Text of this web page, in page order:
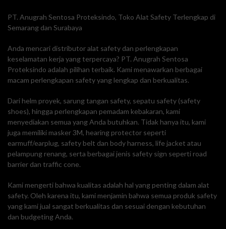
PT. Anugrah Sentosa Proteksindo, Toko Alat Safety Terlengkap di
Semarang dan Surabaya
Anda mencari distributor alat safety dan perlengkapan
keselamatan kerja yang terpercaya? PT. Anugrah Sentosa
Proteksindo adalah pilihan terbaik. Kami menawarkan berbagai
macam perlengkapan safety yang lengkap dan berkualitas.
Dari helm proyek, sarung tangan safety, sepatu safety (safety
shoes), hingga perlengkapan pemadam kebakaran, kami
menyediakan semua yang Anda butuhkan. Tidak hanya itu, kami
juga memiliki masker 3M, hearing protector seperti
earmuff/earplug, safety belt dan body harness, life jacket atau
pelampung renang, serta berbagai jenis safety sign seperti road
barrier dan traffic cone.
Kami mengerti bahwa kualitas adalah hal yang penting dalam alat
safety. Oleh karena itu, kami menjamin bahwa semua produk safety
yang kami jual sangat berkualitas dan sesuai dengan kebutuhan
dan budgeting Anda.